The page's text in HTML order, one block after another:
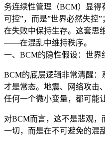
务连续性管理（BCM）显得
可控”，而是”世界必然失控
在失败中保持生存。这套思
——在混乱中维持秩序。
一、BCM的隐性假设：世界
BCM的底层逻辑非常清醒
才是常态。地震、网络攻
任何一个微小变量，都可能
对BCM而言，这不是悲观
一切，而是在不可避免的混